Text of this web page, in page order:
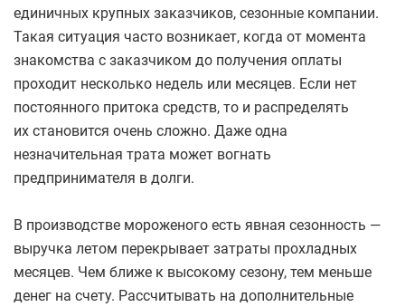
единичных крупных заказчиков, сезонные компании.
Такая ситуация часто возникает, когда от момента
знакомства с заказчиком до получения оплаты
проходит несколько недель или месяцев. Если нет
постоянного притока средств, то и распределять
их становится очень сложно. Даже одна
незначительная трата может вогнать
предпринимателя в долги.
В производстве мороженого есть явная сезонность —
выручка летом перекрывает затраты прохладных
месяцев. Чем ближе к высокому сезону, тем меньше
денег на счету. Рассчитывать на дополнительные